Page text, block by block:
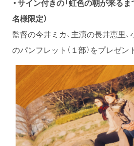
・サイン付きの「虹色の朝が来るま
名様限定）
監督の今井ミカ、主演の長井恵里
のパンフレット（１部）をプレゼン